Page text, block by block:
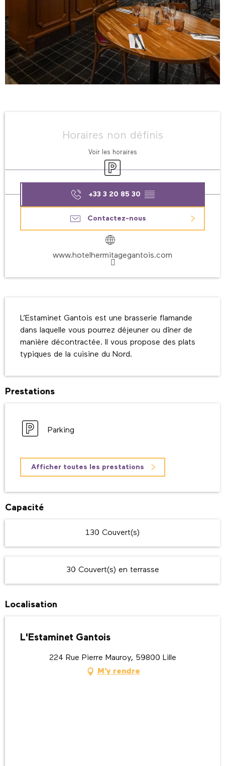
Horaires non définis
Voir les horaires
Parking
+33 3 20 85 30 ▒▒
Contactez-nous
www.hotelhermitagegantois.com
L’Estaminet Gantois est une brasserie flamande
dans laquelle vous pourrez déjeuner ou dîner de
manière décontractée. Il vous propose des plats
typiques de la cuisine du Nord.
Prestations
Parking
Afficher toutes les prestations
Capacité
130 Couvert(s)
30 Couvert(s) en terrasse
Localisation
L'Estaminet Gantois
224 Rue Pierre Mauroy, 59800 Lille
M'y rendre